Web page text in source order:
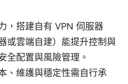
，搭建自有 VPN 伺服器
或雲端自建）能提升控制與
全配置與風險管理。
、維護與穩定性需自行承